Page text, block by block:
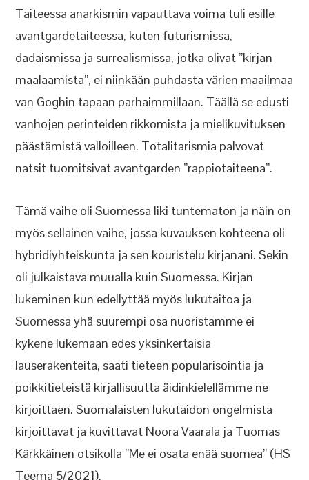
Taiteessa anarkismin vapauttava voima tuli esille
avantgardetaiteessa, kuten futurismissa,
dadaismissa ja surrealismissa, jotka olivat ”kirjan
maalaamista”, ei niinkään puhdasta värien maailmaa
van Goghin tapaan parhaimmillaan. Täällä se edusti
vanhojen perinteiden rikkomista ja mielikuvituksen
päästämistä valloilleen. Totalitarismia palvovat
natsit tuomitsivat avantgarden ”rappiotaiteena”.
Tämä vaihe oli Suomessa liki tuntematon ja näin on
myös sellainen vaihe, jossa kuvauksen kohteena oli
hybridiyhteiskunta ja sen kouristelu kirjanani. Sekin
oli julkaistava muualla kuin Suomessa. Kirjan
lukeminen kun edellyttää myös lukutaitoa ja
Suomessa yhä suurempi osa nuoristamme ei
kykene lukemaan edes yksinkertaisia
lauserakenteita, saati tieteen popularisointia ja
poikkitieteistä kirjallisuutta äidinkielellämme ne
kirjoittaen. Suomalaisten lukutaidon ongelmista
kirjoittavat ja kuvittavat Noora Vaarala ja Tuomas
Kärkkäinen otsikolla ”Me ei osata enää suomea” (HS
Teema 5/2021).